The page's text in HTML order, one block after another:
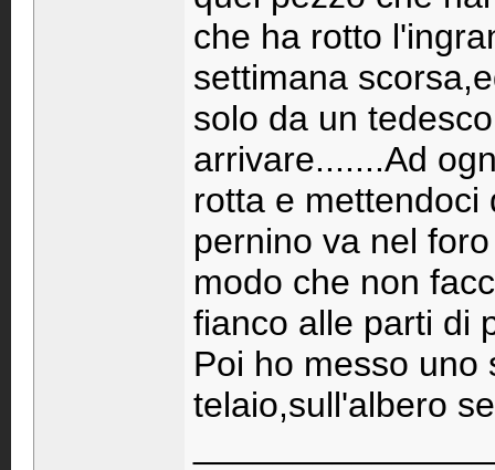
che ha rotto
settimana
solo da un
arrivare.......Ad
rotta e mettendoci
pernino va nel
modo che non
fianco alle parti di
Poi ho messo uno
telaio,sull'albero